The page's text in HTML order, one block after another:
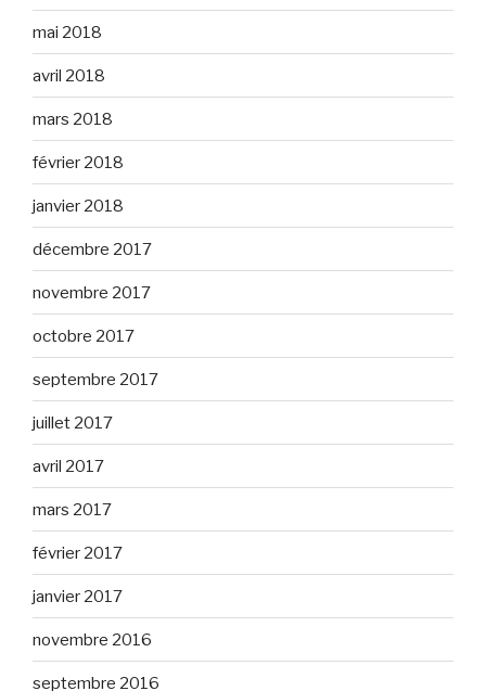
mai 2018
avril 2018
mars 2018
février 2018
janvier 2018
décembre 2017
novembre 2017
octobre 2017
septembre 2017
juillet 2017
avril 2017
mars 2017
février 2017
janvier 2017
novembre 2016
septembre 2016